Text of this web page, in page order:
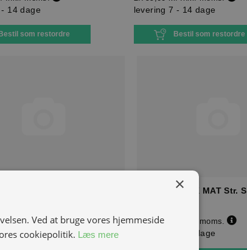
14 dage
Bestil som restordre
levering 7 - 14 dage
Bestil som restordre
Inkl. moms.
14 dage
VARIAL BLANK MAT Str. S
2.599,00 kr.
Inkl. moms.
levering 7 - 14 dage
×
Ved at bruge vores hjemmeside
cookiepolitik. Læs mere